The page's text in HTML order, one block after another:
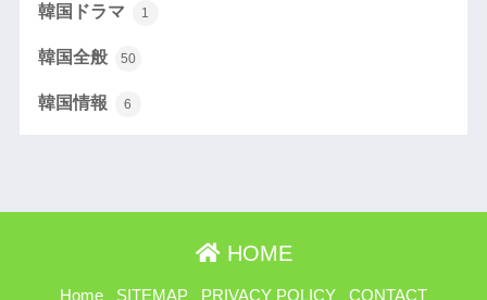
韓国ドラマ 1
韓国全般 50
韓国情報 6
HOME
Home SITEMAP PRIVACY POLICY CONTACT